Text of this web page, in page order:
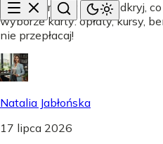
Mastercard czy Visa? Odkryj,
wyborze karty: opłaty, kursy,
nie przepłacaj!
Natalia Jabłońska
17 lipca 2026